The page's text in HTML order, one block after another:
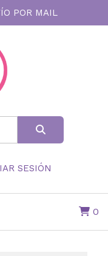
POR MAIL
SESIÓN
0